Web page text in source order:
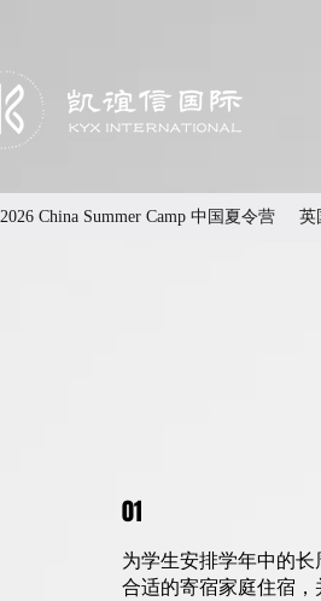
2026 China Summer Camp 中国夏令营 英
01
为学生安排学年中的
合适的寄宿家庭住宿